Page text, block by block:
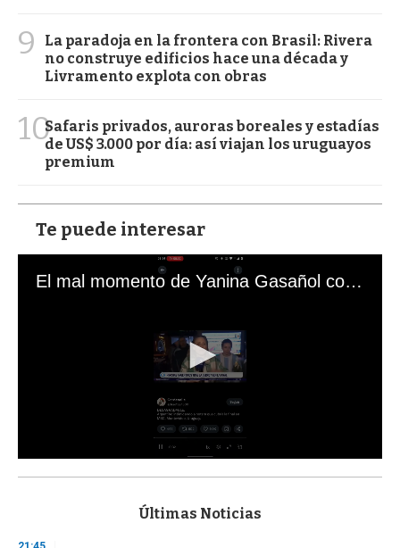
9
La paradoja en la frontera con Brasil: Rivera
no construye edificios hace una década y
Livramento explota con obras
10Safaris privados, auroras boreales y estadías
de US$ 3.000 por día: así viajan los uruguayos
premium
Te puede interesar
El mal momento de Yanina Gasañol con un hincha argentino en "Subrayado"
s
Últimas Noticias